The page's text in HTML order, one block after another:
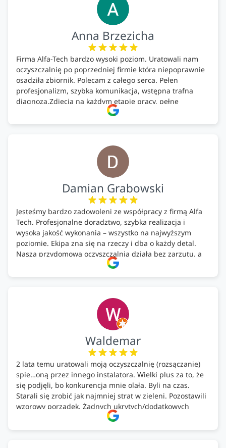
Anna Brzezicha
Firma Alfa-Tech bardzo wysoki poziom. Uratowali nam
oczyszczalnię po poprzedniej firmie która niepoprawnie
osadziła zbiornik. Polecam z całego serca. Pełen
profesjonalizm, szybka komunikacja, wstępna trafna
diagnoza.Zdjęcia na każdym etapie pracy, pełne
doradztwo.Dobrze wyszkoleni i znający się na rzeczy.
Podsumowując ekipa na wysokim poziomie, rzetelna.
Damian Grabowski
Jesteśmy bardzo zadowoleni ze współpracy z firmą Alfa
Tech. Profesjonalne doradztwo, szybka realizacja i
wysoka jakość wykonania – wszystko na najwyższym
poziomie. Ekipa zna się na rzeczy i dba o każdy detal.
Nasza przydomowa oczyszczalnia działa bez zarzutu, a
całość została wykonana zgodnie z terminem i
ustaleniami. Z czystym sumieniem polecamy Alfa Tech
ekologicznych rozwiązań!🍀
Waldemar
2 lata temu uratowali moją oczyszczalnię (rozsączanie)
spie…oną przez innego instalatora. Wielki plus za to, że
się podjęli, bo konkurencja mnie olała. Byli na czas.
Starali się zrobić jak najmniej strat w zieleni. Pozostawili
wzorowy porządek. Żadnych ukrytych/dodatkowych
kosztów. Zaskoczenie. Kontakt bardzo OK. Obsługa
pomontażowa również OK. A ich środki do oczyszczalni –